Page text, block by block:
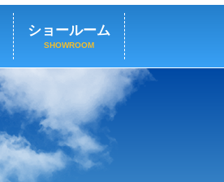
ショールーム
SHOWROOM